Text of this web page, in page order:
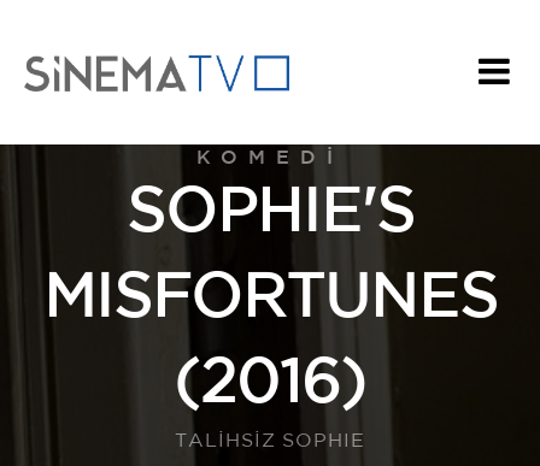
KOMEDI
SOPHIE'S
MISFORTUNES
(2016)
TALİHSİZ SOPHIE